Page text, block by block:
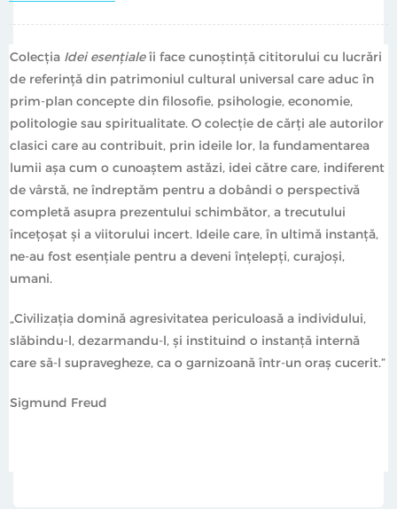
Colecţia Idei esenţialeîi face cunoștință cititorului cu lucrări
de referință din patrimoniul cultural universal care aduc în
prim-plan concepte din filosofie, psihologie, economie,
politologie sau spiritualitate. O colecție de cărți ale autorilor
clasici care au contribuit, prin ideile lor, la fundamentarea
lumii așa cum o cunoaștem astăzi, idei către care, indiferent
de vârstă, ne îndreptăm pentru a dobândi o perspectivă
completă asupra prezentului schimbător, a trecutului
încețoșat și a viitorului incert. Ideile care, în ultimă instanță,
ne-au fost esențiale pentru a deveni înțelepți, curajoși,
umani.
„Civilizația domină agresivitatea periculoasă a individului,
slăbindu-l, dezarmandu-l, și instituind o instanță internă
care să-l supravegheze, ca o garnizoană într-un oraș cucerit.”
Sigmund Freud